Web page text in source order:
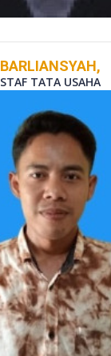
BARLIANSYAH,
STAF TATA USAHA